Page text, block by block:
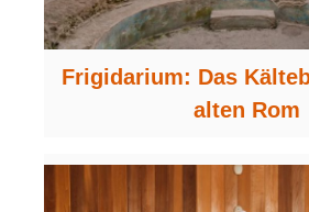
Frigidarium: Das
alten Rom